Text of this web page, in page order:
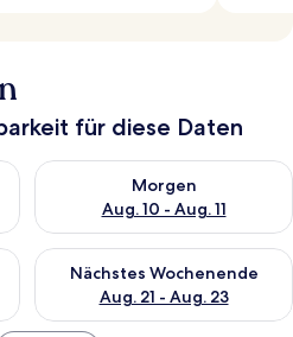
für diese Daten
heute Nacht, Aug. 9 - Aug.
Morgen
Aug. 10 - Aug. 11
Überprüfe die Verfügbarkeit
dieses Wochenende, Aug. 14
Nächstes Wochenende
Aug. 21 - Aug. 23
Überprüfe die Verfügbarkeit